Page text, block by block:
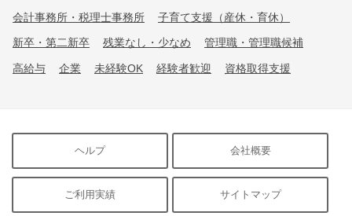
会計事務所・税理士事務所 子育て支援（産休・育休）
新卒・第二新卒 残業なし・少なめ 管理職・管理職候補
高給与 企業 未経験OK 経験者歓迎 資格取得支援
ヘルプ 会社概要
ご利用実績 サイトマップ